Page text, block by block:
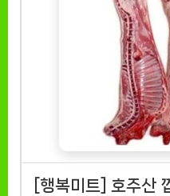
[행복미트] 호주산